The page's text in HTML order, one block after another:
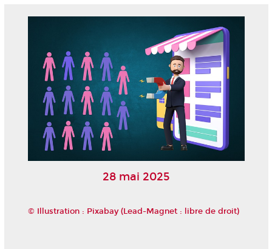
28 mai 2025
© Illustration : Pixabay (Lead-Magnet : libre de droit)